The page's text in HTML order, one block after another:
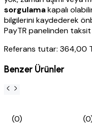
sorgulamakapalı
bilgilerini kaydederek
PayTR panelinden taksit
Referans tutar: 364,00
Benzer Ürünler
(0)